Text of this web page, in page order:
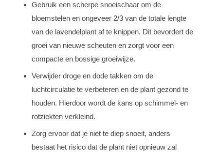
Gebruik een scherpe snoeischaar om de
bloemstelen en ongeveer 2/3 van de totale lengte
van de lavendelplant af te knippen. Dit bevordert de
groei van nieuwe scheuten en zorgt voor een
compacte en bossige groeiwijze.
Verwijder droge en dode takken om de
luchtcirculatie te verbeteren en de plant gezond te
houden. Hierdoor wordt de kans op schimmel- en
rotziekten verkleind.
Zorg ervoor dat je niet te diep snoeit, anders
bestaat het risico dat de plant niet opnieuw zal